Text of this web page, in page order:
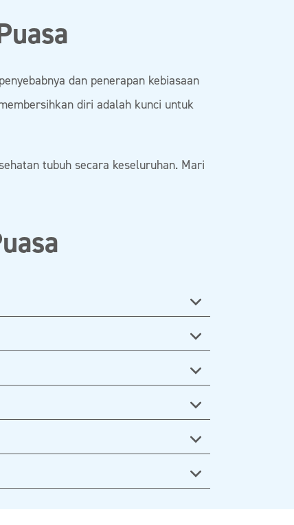
dan penerapan kebiasaan
diri adalah kunci untuk
tubuh secara keseluruhan. Mari